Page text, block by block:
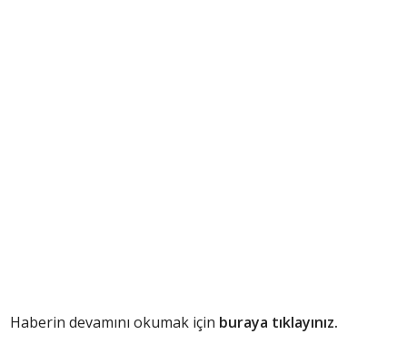
Haberin devamını okumak için buraya tıklayınız.